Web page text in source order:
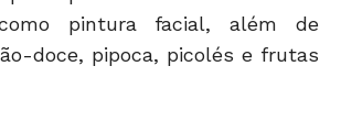
pintura facial, além de
doce, pipoca, picolés e frutas